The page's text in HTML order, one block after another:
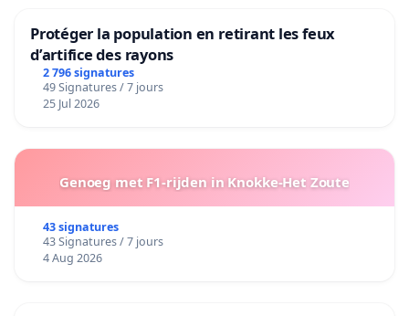
Protéger la population en retirant les feux
d’artifice des rayons
2 796 signatures
49 Signatures / 7 jours
25 Jul 2026
Genoeg met F1-rijden in Knokke-Het Zoute
43 signatures
43 Signatures / 7 jours
4 Aug 2026